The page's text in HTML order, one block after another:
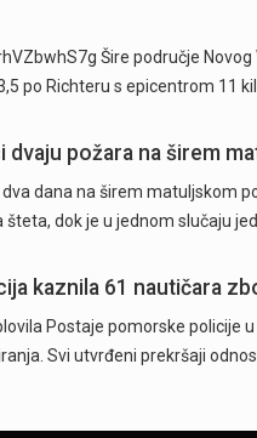
Šire područje
po Richteru s epicentrom 11
dvaju požara na širem
dana na širem matuljskom
dok je u jednom slučaju
kaznila 61 nautičara
Postaje pomorske policije
Svi utvrđeni prekršaji